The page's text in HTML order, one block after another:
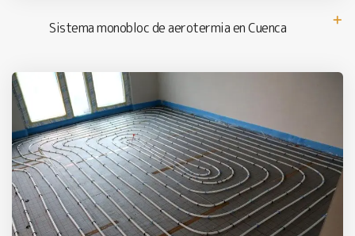
Sistema monobloc de aerotermia en Cuenca